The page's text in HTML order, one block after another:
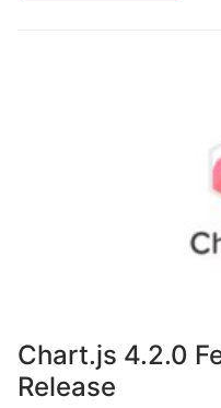
Chart.js 4.2.0
Release